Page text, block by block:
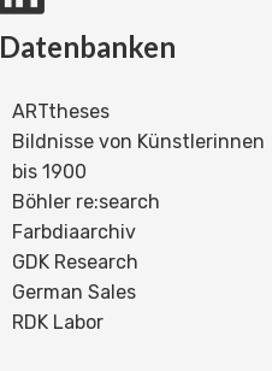
Datenbanken
ARTtheses
Bildnisse von Künstlerinnen
bis 1900
Böhler re:search
Farbdiaarchiv
GDK Research
German Sales
RDK Labor